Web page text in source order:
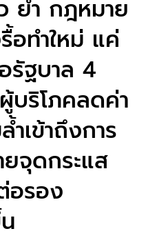
ย้ำ กฎหมาย
อทำใหม่ แค่
รัฐบาล 4
บริโภคลดค่า
ำเข้าถึงการ
จุดกระแส
อรอง